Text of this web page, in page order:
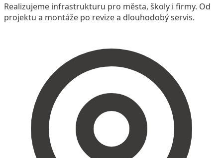
Realizujeme infrastrukturu pro města, školy i firmy. Od
projektu a montáže po revize a dlouhodobý servis.